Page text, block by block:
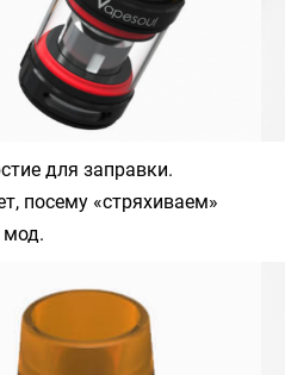
для заправки.
посему «стряхиваем»
мод.